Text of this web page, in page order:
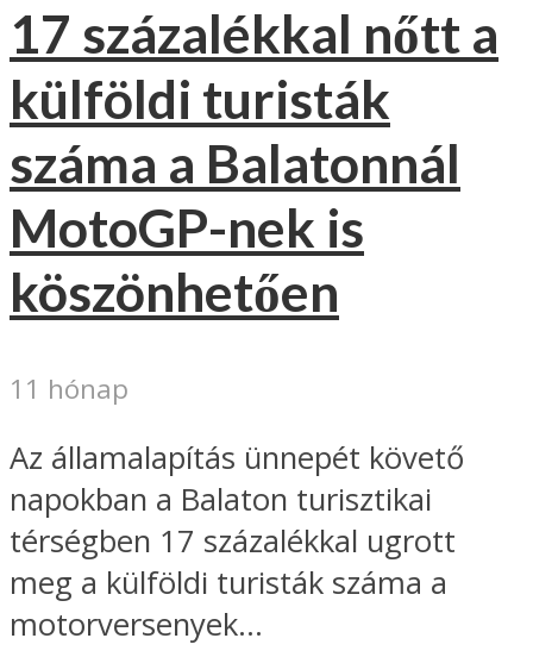
17 százalékkal nőtt a
külföldi turisták
száma a Balatonnál
MotoGP-nek is
köszönhetően
11 hónap
Az államalapítás ünnepét követő
napokban a Balaton turisztikai
térségben 17 százalékkal ugrott
meg a külföldi turisták száma a
motorversenyek...